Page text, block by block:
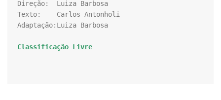
Direção:  Luiza Barbosa
Texto:    Carlos Antonholi
Adaptação:Luiza Barbosa
Classificação Livre